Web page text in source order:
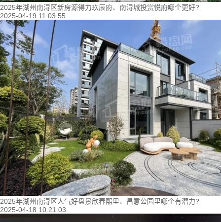
2025年湖州南浔区新房源得力玖辰府、南浔城投赏悦府哪个更好?
2025-04-19 11:03:55
2025年湖州南浔区人气好盘景欣春熙里、昌意公园里哪个有潜力?
2025-04-18 10:21:03